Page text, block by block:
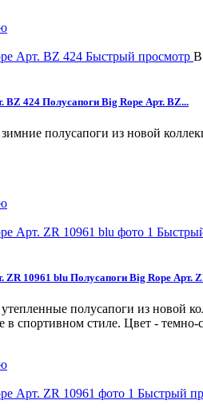
Быстрый просмотр В
BZ 424 Полусапоги Big Rope Арт. BZ...
полусапоги из новой
ZR 10961 blu Полусапоги Big Rope Арт.
полусапоги из новой
в спортивном стиле. Цвет - темно-
Быстрый